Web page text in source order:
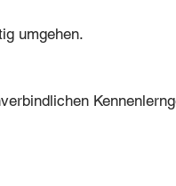
umgehen.